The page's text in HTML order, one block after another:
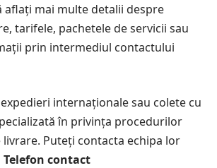
aflați mai multe detalii despre
tarifele, pachetele de servicii sau
prin intermediul contactului
internaționale sau colete cu
în privința procedurilor
Puteți contacta echipa lor
Telefon contact